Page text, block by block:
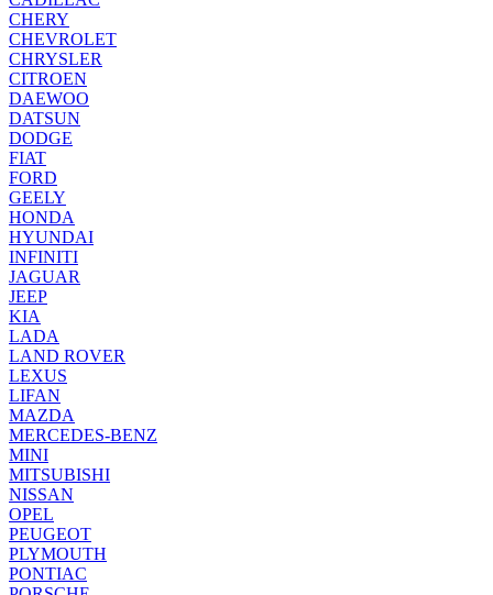
CHERY
CHEVROLET
CHRYSLER
CITROEN
DAEWOO
DATSUN
DODGE
FIAT
FORD
GEELY
HONDA
HYUNDAI
INFINITI
JAGUAR
JEEP
KIA
LADA
LAND ROVER
LEXUS
LIFAN
MAZDA
MERCEDES-BENZ
MINI
MITSUBISHI
NISSAN
OPEL
PEUGEOT
PLYMOUTH
PONTIAC